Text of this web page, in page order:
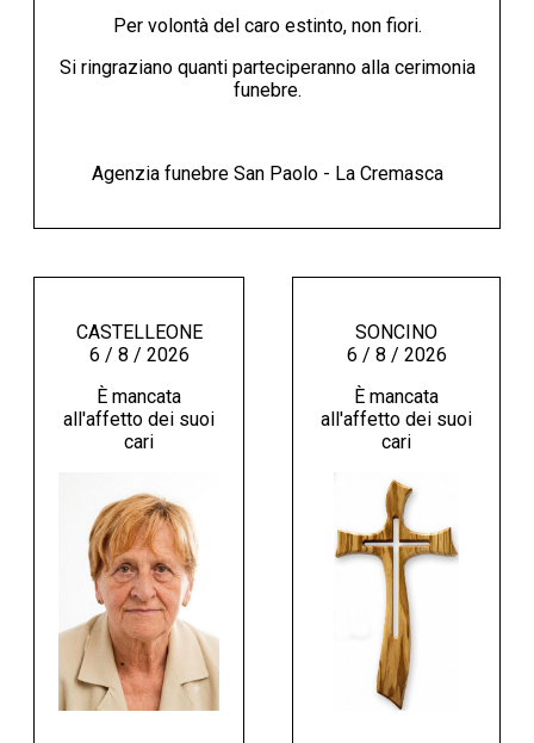
Per volontà del caro estinto, non fiori.
Si ringraziano quanti parteciperanno alla cerimonia
funebre.
Agenzia funebre San Paolo - La Cremasca
CASTELLEONE
6 / 8 / 2026
È mancata
all'affetto dei suoi
cari
SONCINO
6 / 8 / 2026
È mancata
all'affetto dei suoi
cari